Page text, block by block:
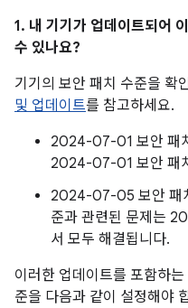
1. 내 기기가 업데이트되어
수 있나요?
기기의 보안 패치 수준을 확
및 업데이트를 참고하세요.
2024-07-01 보안 패
2024-07-01 보안 패
2024-07-05 보안 패
준과 관련된 문제는
서 모두 해결됩니다.
이러한 업데이트를 포함하
준을 다음과 같이 설정해야